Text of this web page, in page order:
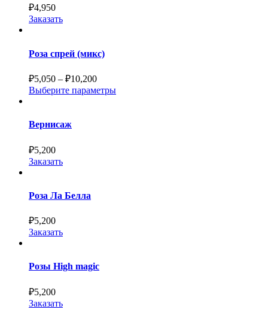
₽4,950
Заказать
Роза спрей (микс)
₽5,050 – ₽10,200
Выберите параметры
Вернисаж
₽5,200
Заказать
Роза Ла Белла
₽5,200
Заказать
Розы High magic
₽5,200
Заказать